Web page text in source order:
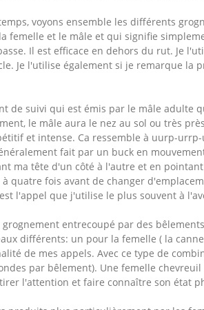
voyons ensemble les différents
femelle et le mâle et qui signifie
Il est efficace en dehors du rut. Je
Je l'utilise également si je remarque la
de suivi qui est émis par le mâle adulte
le mâle aura le nez au sol ou très
et intense. Ca ressemble à uurp-
fait par un buck en
ma tête d'un côté à l'autre et en
quatre fois avant de changer
l'appel que j'utilise le plus souvent à
grognement entrecoupé par des
différents: un pour la femelle ( la
de mes appels. Avec ce type de
par bêlement). Une femelle
l'attention et faire connaître son état